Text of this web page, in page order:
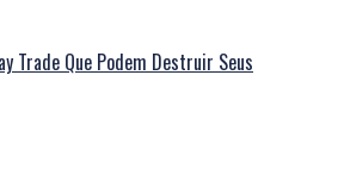
Trade Que Podem Destruir Seus